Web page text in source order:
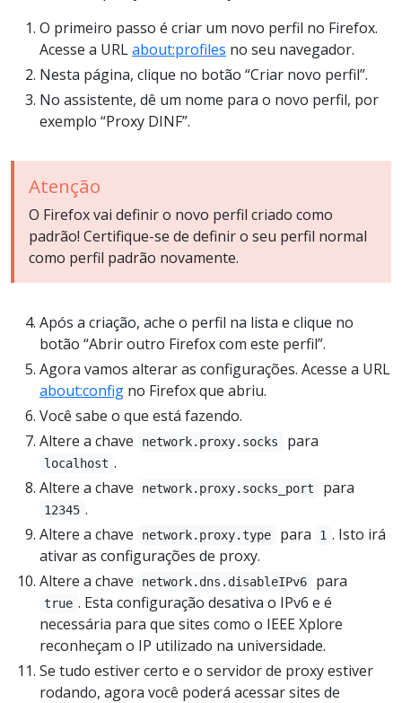
O primeiro passo é criar um novo perfil no Firefox.
Acesse a URLabout:profiles no seu navegador.
Nesta página, clique no botão “Criar novo perfil”.
No assistente, dê um nome para o novo perfil, por
exemplo “Proxy DINF”.
Atenção
O Firefox vai definir o novo perfil criado como
padrão! Certifique-se de definir o seu perfil normal
como perfil padrão novamente.
Após a criação, ache o perfil na lista e clique no
botão “Abrir outro Firefox com este perfil”.
Agora vamos alterar as configurações. Acesse a URL
about:config no Firefox que abriu.
Você sabe o que está fazendo.
Altere a chave
network.proxy.socks para
localhost .
Altere a chave
network.proxy.socks_port para
12345 .
Altere a chave
network.proxy.type para 1 . Isto irá
ativar as configurações de proxy.
Altere a chave
network.dns.disableIPv6 para
true . Esta configuração desativa o IPv6 e é
necessária para que sites como o IEEE Xplore
reconheçam o IP utilizado na universidade.
Se tudo estiver certo e o servidor de proxy estiver
rodando, agora você poderá acessar sites de